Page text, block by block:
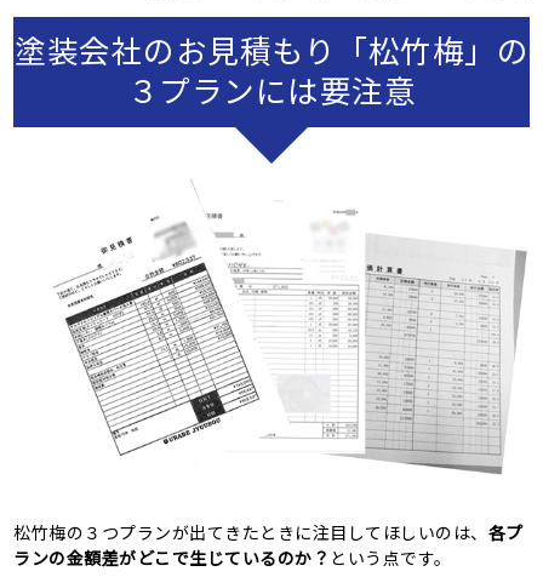
塗装会社のお見積もり「松竹梅」の
３プランには要注意
松竹梅の３つプランが出てきたときに注目してほしいのは、 各プ
ランの金額差がどこで生じているのか？ という点です。